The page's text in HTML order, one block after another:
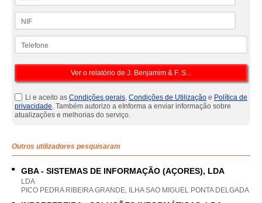
Li e aceito as Condições gerais, Condições de Utilização e Política de
privacidade. Também autorizo a eInforma a enviar informação sobre
atualizações e melhorias do serviço.
Outros utilizadores pesquisaram
GBA - SISTEMAS DE INFORMAÇÃO (AÇORES), LDA
LDA
PICO PEDRA RIBEIRA GRANDE, ILHA SAO MIGUEL PONTA DELGADA